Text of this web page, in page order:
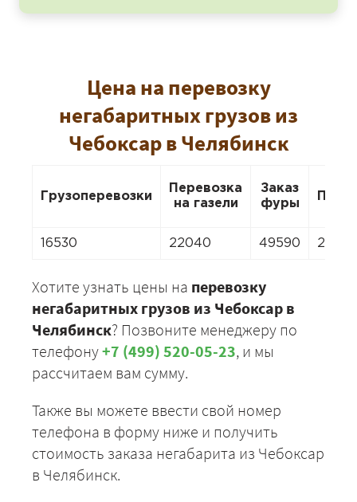
Цена на перевозку
негабаритных грузов из
Чебоксар в Челябинск
Грузоперевозки
Перевозка
на газели
Заказ
фуры
16530 22040 49590
Хотите узнать цены на перевозку
негабаритных грузов из Чебоксар в
Челябинск? Позвоните менеджеру по
телефону+7 (499) 520-05-23, и мы
рассчитаем вам сумму.
Также вы можете ввести свой номер
телефона в форму ниже и получить
стоимость заказа негабарита из Чебоксар
в Челябинск.